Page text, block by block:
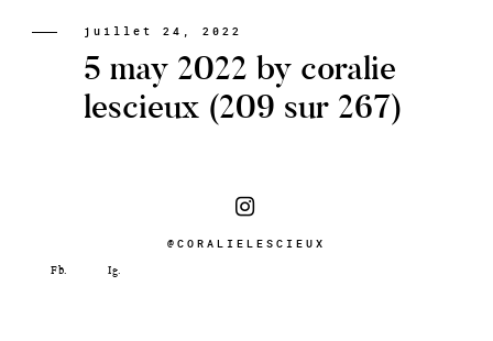
Portfolio
A PROPOS CORALIE
juillet 24, 2022
5 may 2022 by coralie
lescieux (209 sur 267)
@CORALIELESCIEUX